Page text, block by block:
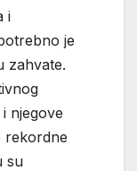
i
je
zahvate.
njegove
rekordne
su